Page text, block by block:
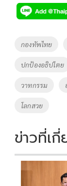
e
b
o
o
k
tt
er
Tags
กองทัพไทย
ปกป้องอธิปไตย
วาทกรรม
โลกสวย
ข่าวที่เ